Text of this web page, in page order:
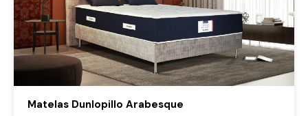
Matelas Dunlopillo Arabesque